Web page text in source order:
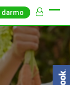
darmo